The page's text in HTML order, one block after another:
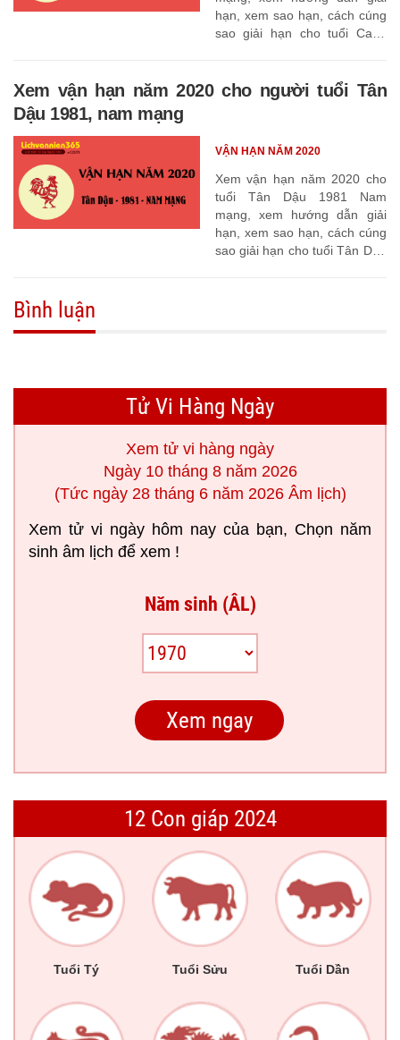
hạn, xem sao hạn, cách cúng
sao giải hạn cho tuổi Canh
Xem vận hạn năm 2020 cho người tuổi Tân
Dậu 1981, nam mạng
Xem vận hạn năm 2020 cho
tuổi Tân Dậu 1981 Nam
mạng, xem hướng dẫn giải
hạn, xem sao hạn, cách cúng
sao giải hạn cho tuổi Tân Dậu
VẬN HẠN NĂM 2020
Bình luận
Tử Vi Hàng Ngày
Xem tử vi hàng ngày
Ngày 10 tháng 8 năm 2026
(Tức ngày 28 tháng 6 năm 2026 Âm lịch)
Xem tử vi ngày hôm nay của bạn, Chọn năm
sinh âm lịch để xem !
Năm sinh (ÂL)
12 Con giáp 2024
Tuổi Tý Tuổi Sửu Tuổi Dần